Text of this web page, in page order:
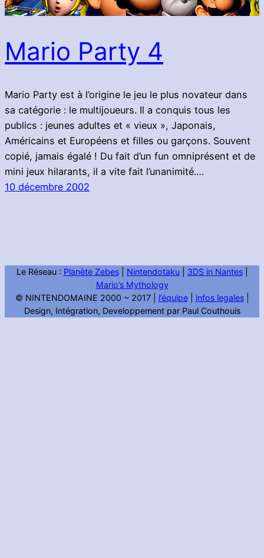
Mario Party 4
Mario Party est à l’origine le jeu le plus novateur dans
sa catégorie : le multijoueurs. Il a conquis tous les
publics : jeunes adultes et « vieux », Japonais,
Américains et Européens et filles ou garçons. Souvent
copié, jamais égalé ! Du fait d’un fun omniprésent et de
mini jeux hilarants, il a vite fait l’unanimité.…
10 décembre 2002
Le Réseau : Planète Zebes| Nintendotaku| 3DS in Nantes|
Mario’s Mythology
© NINTENDOMAINE 2000 ~ 2017 | l’équipe| infos legales|
Design, Intégration, Developpement par Paul Couthouis